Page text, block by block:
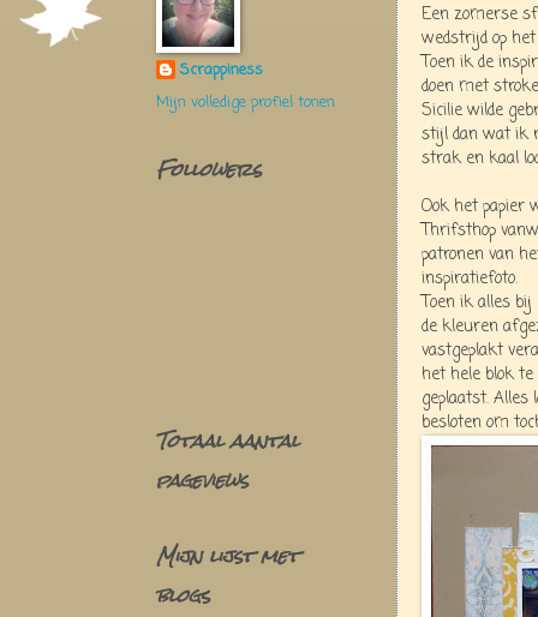
Een zomerse
wedstrijd op
Toen ik de
doen met
Sicilie wilde
stijl dan wat ik
strak en kaal
Ook het papier
Thrifsthop
patronen van
inspiratiefoto.
Toen ik alles
de kleuren
vastgeplakt
het hele blok
geplaatst.
besloten om
Scrappiness
Mijn volledige profiel tonen
Followers
Totaal aantal
pageviews
Mijn lijst met
blogs